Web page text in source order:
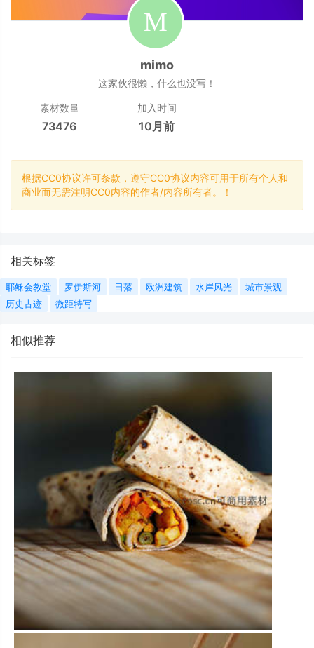
mimo
这家伙很懒，什么也没写！
素材数量
73476
加入时间
10月前
根据CC0协议许可条款，遵守CC0协议内容可用于所有个人和
商业而无需注明CC0内容的作者/内容所有者。！
相关标签
耶稣会教堂 罗伊斯河 日落 欧洲建筑 水岸风光
城市景观
历史古迹
微距特写
相似推荐